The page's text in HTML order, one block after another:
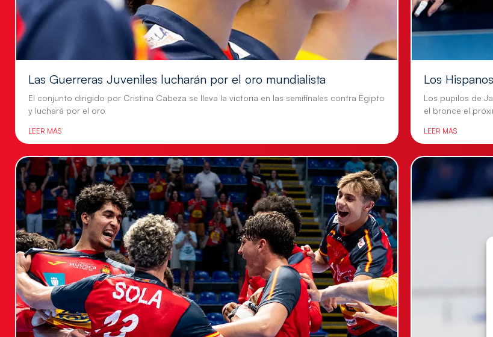
Las Guerreras Juveniles lucharán por el oro mundialista
El conjunto dirigido por Cristina Cabeza se lleva la victoria en las semifinales contra Egipto
y luchará por el oro
LEER MÁS
Los
Los pupilos de
el bronce el
LEER MÁS